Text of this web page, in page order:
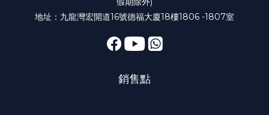
地址：九龍灣宏開道16號德福大廈18樓1806 -1807室
銷售點